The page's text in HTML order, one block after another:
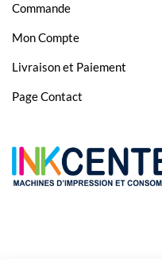
SCX 5637FR
SCX 5737FW
SCX 5737FW
Commande
Mon Compte
Livraison et Paiement
Page Contact